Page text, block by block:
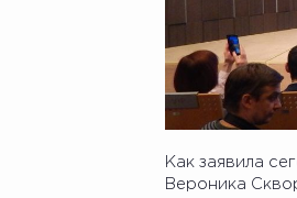
Как заявила
Вероника